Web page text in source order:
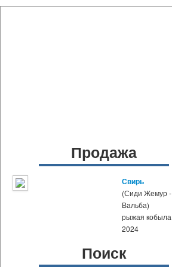
Продажа
Свирь
(Сиди Жемур -
Вальба)
рыжая кобыла
2024
Поиск